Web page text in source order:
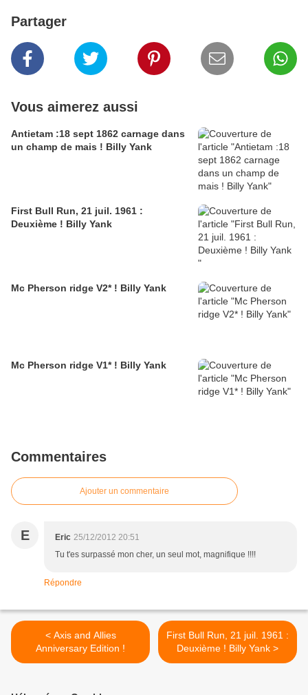
Partager
Vous aimerez aussi
Antietam :18 sept 1862 carnage dans
un champ de mais ! Billy Yank
First Bull Run, 21 juil. 1961 :
Deuxième ! Billy Yank
Mc Pherson ridge V2* ! Billy Yank
Mc Pherson ridge V1* ! Billy Yank
Commentaires
Ajouter un commentaire
E Eric 25/12/2012 20:51
Tu t'es surpassé mon cher, un seul mot, magnifique !!!!
Répondre
< Axis and Allies
Anniversary Edition !
First Bull Run, 21 juil. 1961 :
Deuxième ! Billy Yank >